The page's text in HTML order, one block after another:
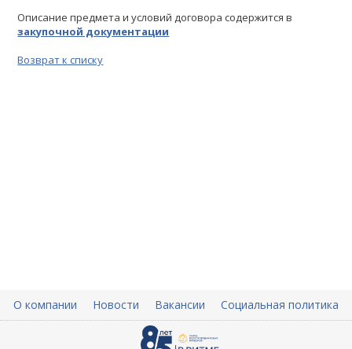
Описание предмета и условий договора содержится в
закупочной документации
Возврат к списку
О компании Новости Вакансии Социальная политика